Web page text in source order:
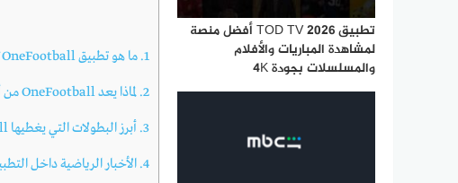
تطبيق TOD TV 2026 أفضل منصة
لمشاهدة المباريات والأفلام
والمسلسلات بجودة 4K
1. ما هو تطبيق OneFootball؟
2. لماذا يعد OneFootball من أشهر تطبيقات كرة القدم؟
3. أبرز البطولات التي يغطيها OneFootball
4. الأخبار الرياضية داخل